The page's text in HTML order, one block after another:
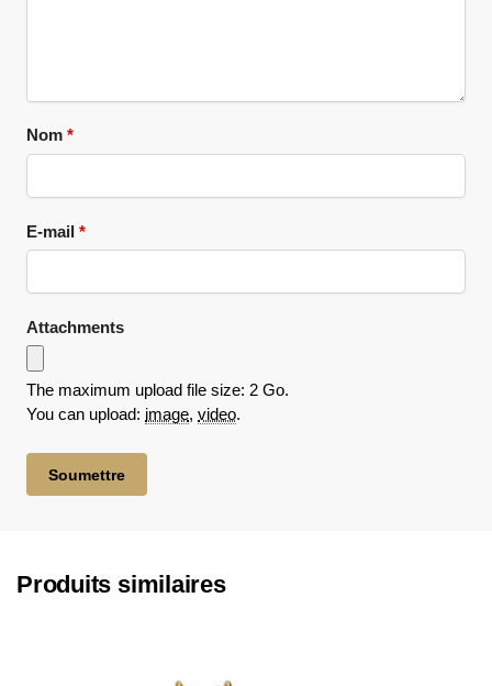
Nom *
E-mail *
Attachments
The maximum upload file size: 2 Go.
You can upload: image, video.
Produits similaires